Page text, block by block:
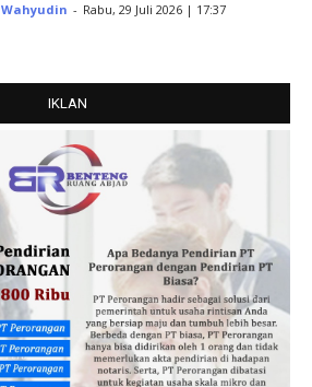
Wahyudin - Rabu, 29 Juli 2026 | 17:37
IKLAN